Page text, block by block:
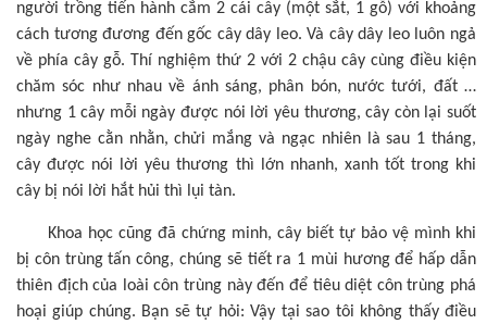
người trồng tiến hành cắm 2 cái cây (một sắt, 1 gỗ) với khoảng
cách tương đương đến gốc cây dây leo. Và cây dây leo luôn ngả
về phía cây gỗ. Thí nghiệm thứ 2 với 2 chậu cây cùng điều kiện
chăm sóc như nhau về ánh sáng, phân bón, nước tưới, đất …
nhưng 1 cây mỗi ngày được nói lời yêu thương, cây còn lại suốt
ngày nghe cằn nhằn, chửi mắng và ngạc nhiên là sau 1 tháng,
cây được nói lời yêu thương thì lớn nhanh, xanh tốt trong khi
cây bị nói lời hắt hủi thì lụi tàn.
Khoa học cũng đã chứng minh, cây biết tự bảo vệ mình khi
bị côn trùng tấn công, chúng sẽ tiết ra 1 mùi hương để hấp dẫn
thiên địch của loài côn trùng này đến để tiêu diệt côn trùng phá
hoại giúp chúng. Bạn sẽ tự hỏi: Vậy tại sao tôi không thấy điều